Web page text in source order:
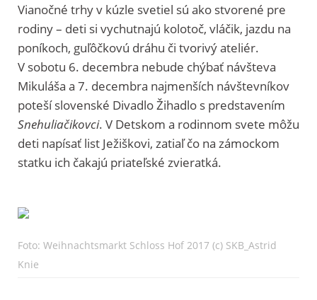
Vianočné trhy v kúzle svetiel sú ako stvorené pre
rodiny – deti si vychutnajú kolotoč, vláčik, jazdu na
poníkoch, guľôčkovú dráhu či tvorivý ateliér.
V sobotu 6. decembra nebude chýbať návšteva
Mikuláša a 7. decembra najmenších návštevníkov
poteší slovenské Divadlo Žihadlo s predstavením
Snehuliačikovci. V Detskom a rodinnom svete môžu
deti napísať list Ježiškovi, zatiaľ čo na zámockom
statku ich čakajú priateľské zvieratká.
Foto: Weihnachtsmarkt Schloss Hof 2017 (c) SKB_Astrid
Knie